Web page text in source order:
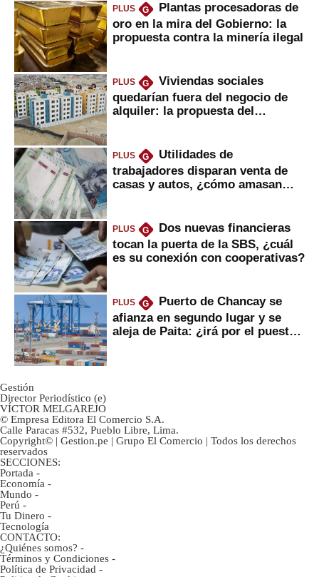
PLUS G
Plantas procesadoras de
oro en la mira del Gobierno: la
propuesta contra la minería ilegal
PLUS G
Viviendas sociales
quedarían fuera del negocio de
alquiler: la propuesta del
PLUS G
Utilidades de
trabajadores disparan venta de
casas y autos, ¿cómo amasan
PLUS G
Dos nuevas financieras
tocan la puerta de la SBS, ¿cuál
es su conexión con cooperativas?
PLUS G
Puerto de Chancay se
afianza en segundo lugar y se
aleja de Paita: ¿irá por el puesto
Gestión
Director Periodístico (e)
VÍCTOR MELGAREJO
© Empresa Editora El Comercio S.A.
Calle Paracas #532, Pueblo Libre, Lima.
Copyright© | Gestion.pe | Grupo El Comercio | Todos los derechos
reservados
SECCIONES:
Portada -
Economía -
Mundo -
Perú -
Tu Dinero -
Tecnología
CONTACTO:
¿Quiénes somos? -
Términos y Condiciones -
Política de Privacidad -